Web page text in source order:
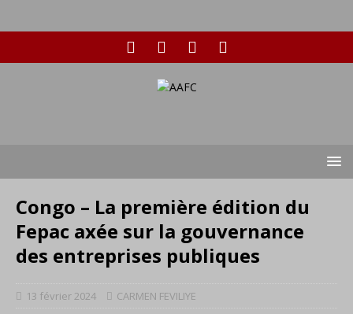
Congo – La première édition du
Fepac axée sur la gouvernance
des entreprises publiques
13 février 2024 CARMEN FEVILIYE